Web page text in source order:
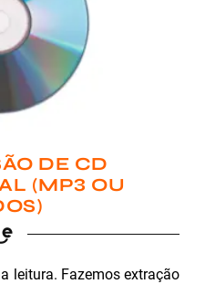
DE CD
(MP3 OU
leitura. Fazemos extração